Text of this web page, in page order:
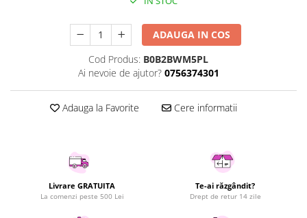
Scule electrice si unelte
Silicon, spume si solutii tehnice
Sisteme Incalzire
Textile si covoare
Laptop, Tablete & Telefoane
Accesorii tablete
Laptopuri si Accesorii
ADAUGA IN COS
Cod Produs: B0B2BWM5PL
Ai nevoie de ajutor? 0756374301
Adauga la Favorite Cere informatii
Livrare GRATUITA
La comenzi peste 500 Lei
Te-ai răzgândit?
Drept de retur 14 zile